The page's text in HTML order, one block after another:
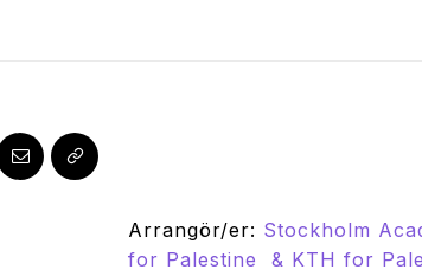
Arrangör/er: Stockholm
for Palestine & KTH for